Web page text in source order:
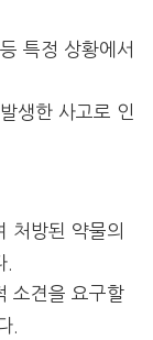
특정 상황에서
생한 사고로 인
처방된 약물의
.
소견을 요구할
.